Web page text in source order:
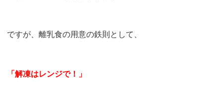
ですが、離乳食の用意の鉄則として、
「解凍はレンジで！」